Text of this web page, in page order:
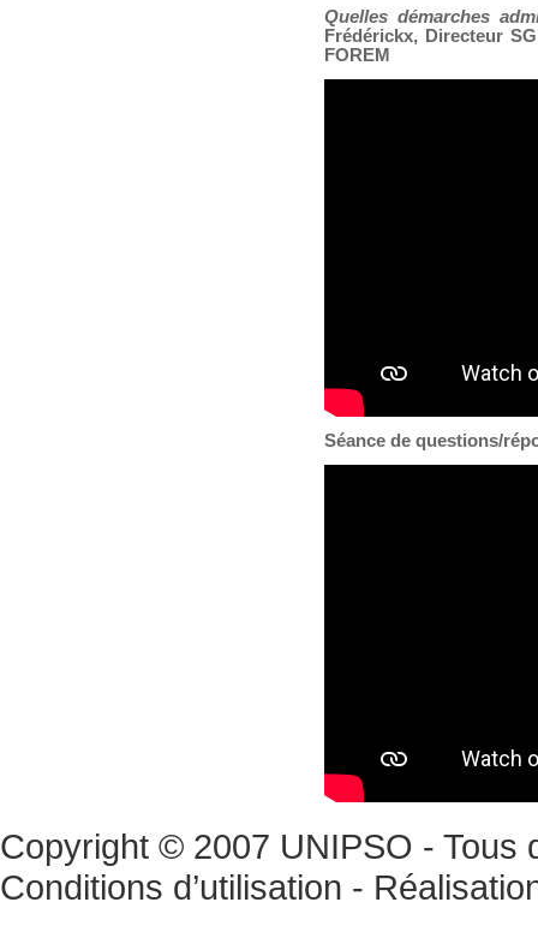
Quelles démarches
Frédérickx, Directeur
FOREM
Séance de questions/
Copyright © 2007 UNIPSO - Tous
Conditions d’utilisation -